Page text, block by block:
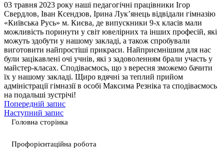
03 травня 2023 року наші педагогічні працівники Ігор
Свердлов, Іван Ксендзов, Ірина Лук’янець відвідали гімназію
«Київська Русь» м. Києва, де випускники 9-х класів мали
можливість поринути у світ ювелірних та інших професій, які
можуть здобути у нашому закладі, а також спробували
виготовити найпростіші прикраси. Найприємнішим для нас
були зацікавлені очі учнів, які з задоволенням брали участь у
майстер-класах. Сподіваємось, що з вересня зможемо бачити
їх у нашому закладі. Щиро вдячні за теплий прийом
адміністрації гімназії в особі Максима Резніка та сподіваємось
на подальші зустрічі!
Попередній запис
Наступний запис
Головна сторінка
Профорієнтаційна робота